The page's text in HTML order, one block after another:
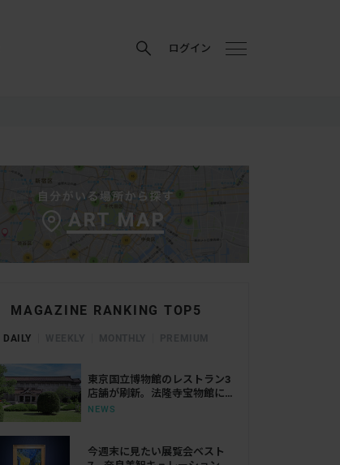
ログイン
MAGAZINE RANKING TOP5
DAILY
東京国立博物館のレストラン3
店舗が刷新。法隆寺宝物館に
は「鮨会席 おく乃」がオープ
NEWS
今週末に見たい展覧会ベスト